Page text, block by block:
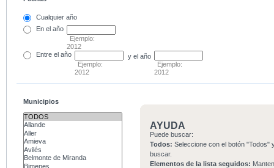
Cualquier año
En el año
Ejemplo:
2012
Entre el año
Ejemplo:
2012
y el año
Ejemplo:
2012
Municipios
AYUDA
Puede buscar:
Todos: Seleccione con el botón "Todos"
buscar.
Elementos de la lista seguidos: